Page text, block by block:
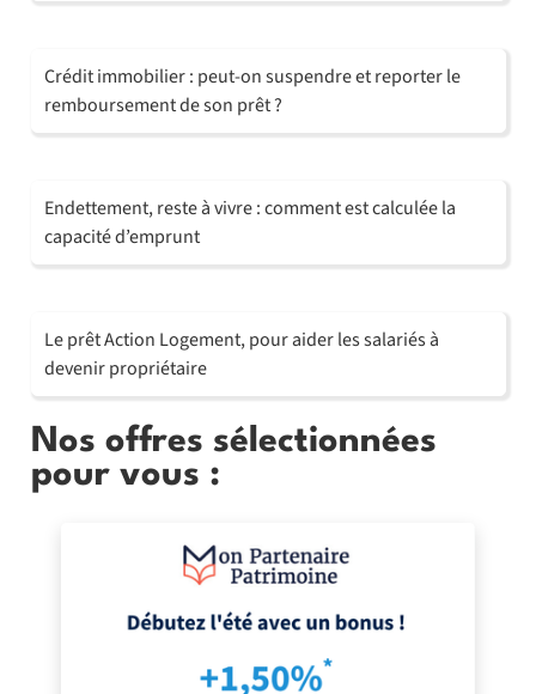
Crédit immobilier : peut-on suspendre et reporter le
remboursement de son prêt ?
Endettement, reste à vivre : comment est calculée la
capacité d’emprunt
Le prêt Action Logement, pour aider les salariés à
devenir propriétaire
Nos offres sélectionnées
pour vous :